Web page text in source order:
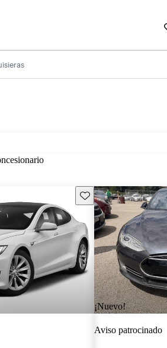
Guarda este Aviso
¡Nuevo!
Aviso patrocinado